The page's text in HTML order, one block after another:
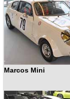
Marcos Mini